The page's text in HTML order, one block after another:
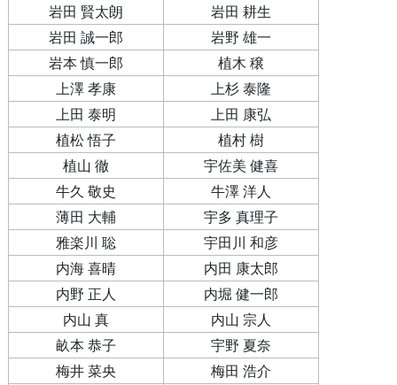
岩田 賢太朗
岩田 耕生
岩田 誠一郎
岩野 雄一
岩本 慎一郎
植木 穣
上澤 孝康
上杉 泰隆
上田 泰明
上田 康弘
植松 悟子
植村 樹
植山 徹
宇佐美 健喜
牛久 敬史
牛澤 洋人
薄田 大輔
宇多 真理子
雅楽川 聡
宇田川 和彦
内海 喜晴
内田 康太郎
内野 正人
内堀 健一郎
内山 真
内山 宗人
畝本 恭子
宇野 夏奈
梅井 菜央
梅田 浩介